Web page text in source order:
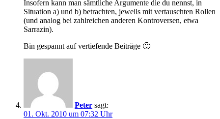
Insofern kann man sämtliche Argumente die du nennst, in
Situation a) und b) betrachten, jeweils mit vertauschten Rollen
(und analog bei zahlreichen anderen Kontroversen, etwa
Sarrazin).
Bin gespannt auf vertiefende Beiträge 🙂
Peter sagt:
01. Okt. 2010 um 07:32 Uhr